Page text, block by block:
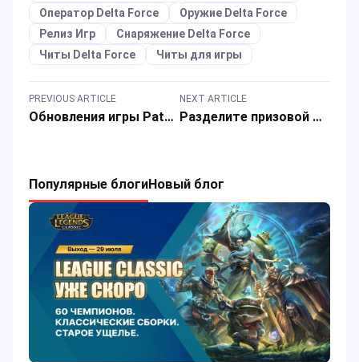
Оператор Delta Force
Оружие Delta Force
Релиз Игр
Снаряжение Delta Force
Читы Delta Force
Читы для игры
PREVIOUS ARTICLE
Обновления игры Path of Exile 2 и пополнение кошелька Steam для обновленной игры
NEXT ARTICLE
Разделите призовой фонд в $30 000 только в рамках акции PUBG Mobile Event.
Популярные блогиНовый блог